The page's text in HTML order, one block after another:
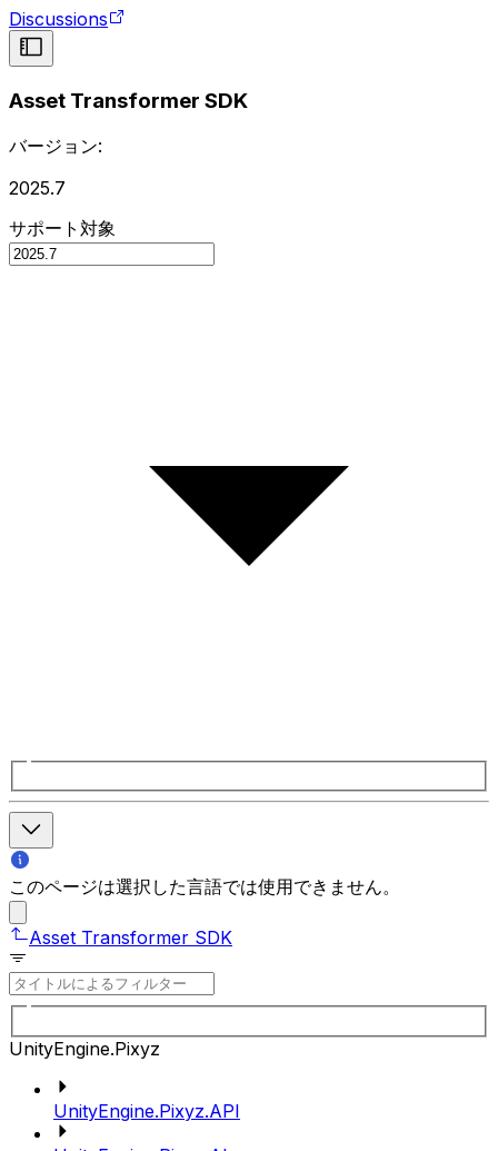
Discussions
Asset Transformer SDK
バージョン:
2025.7
サポート対象
このページは選択した言語では使用できません。
Asset Transformer SDK
UnityEngine.Pixyz
UnityEngine.Pixyz.API